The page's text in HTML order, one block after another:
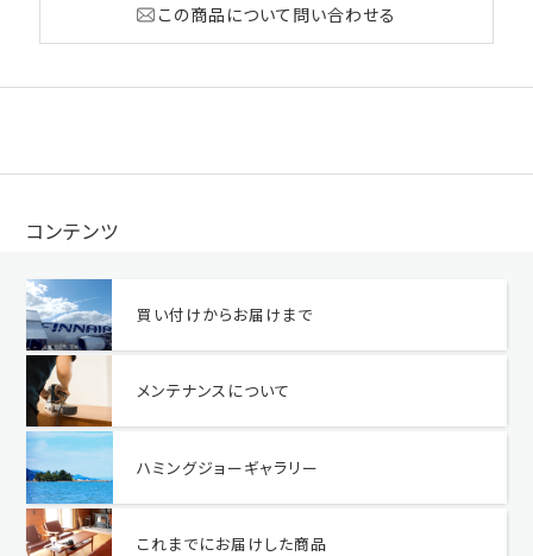
この商品について問い合わせる
コンテンツ
買い付けからお届けまで
メンテナンスについて
ハミングジョーギャラリー
これまでにお届けした商品